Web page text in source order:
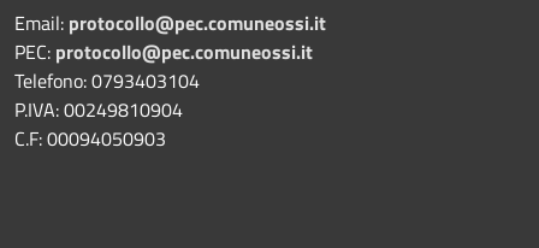
Email: protocollo@pec.comuneossi.it
PEC: protocollo@pec.comuneossi.it
Telefono: 0793403104
P.IVA: 00249810904
C.F: 00094050903